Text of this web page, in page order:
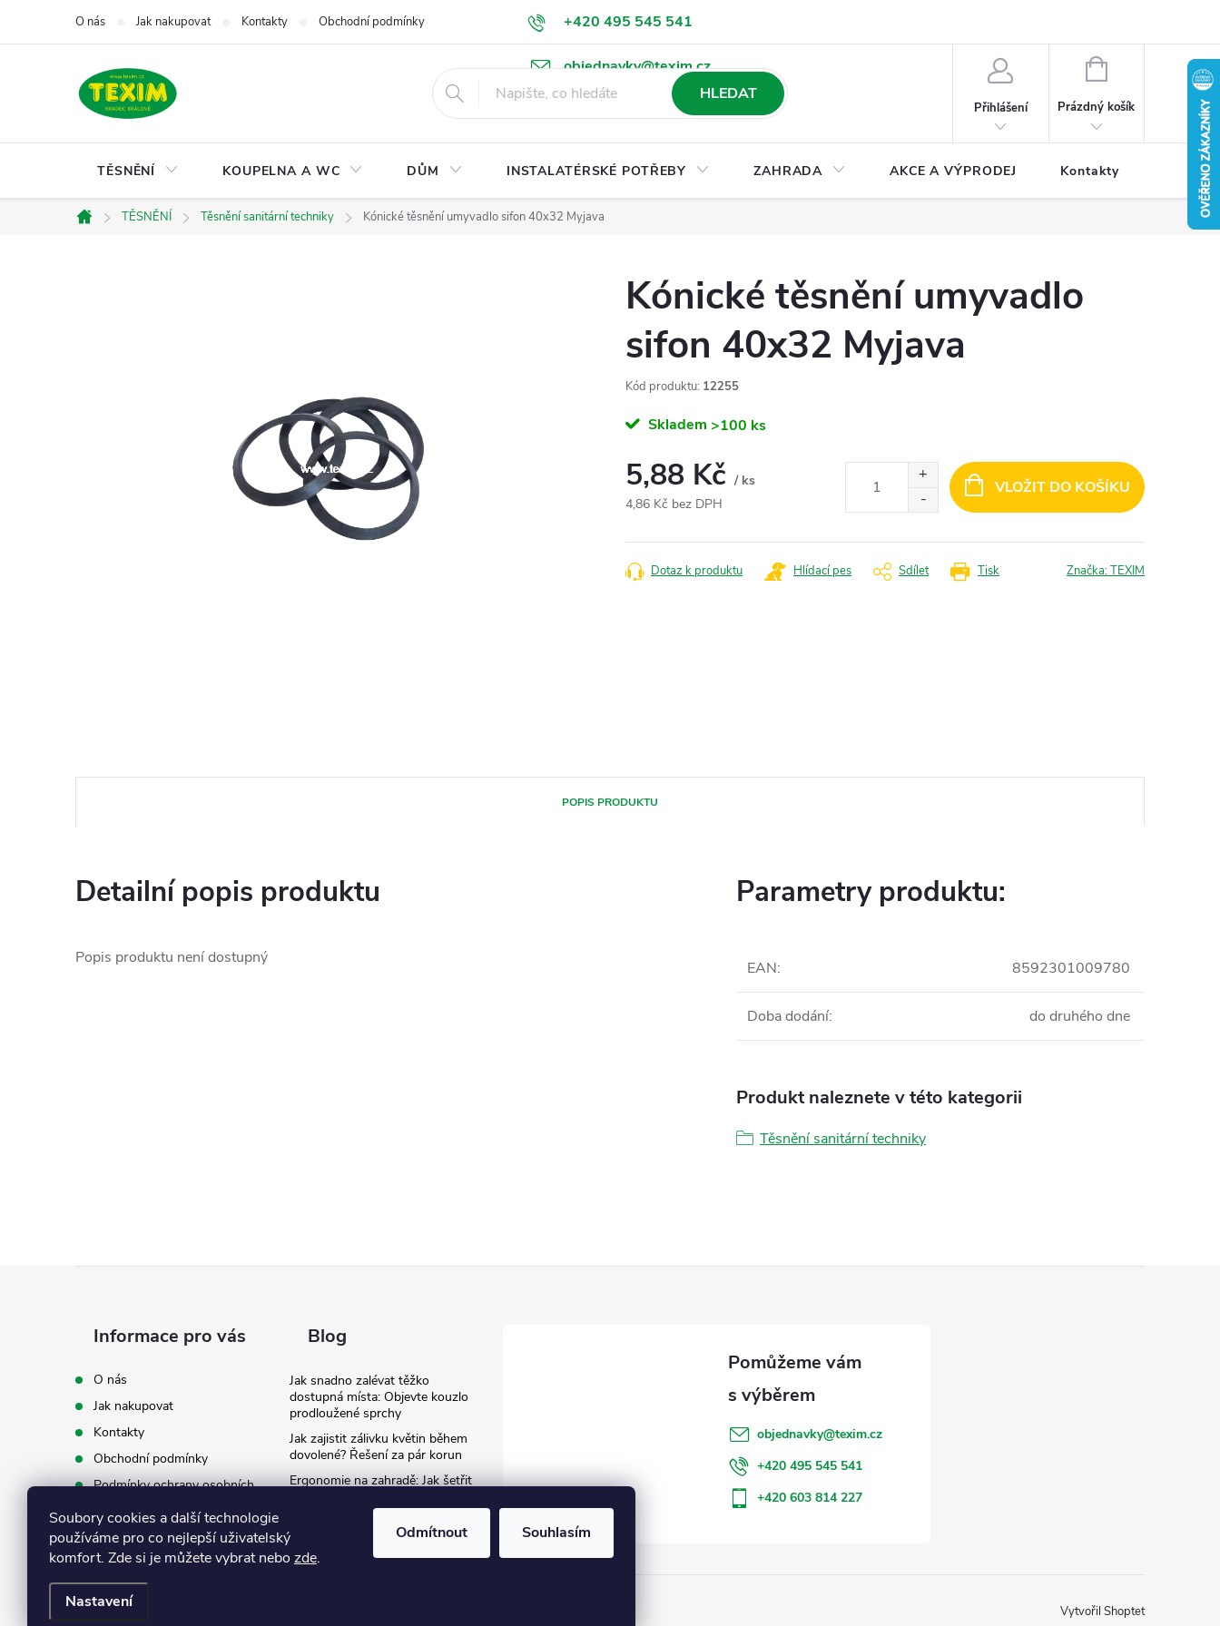
Soubory cookies a další technologie
používáme pro co nejlepší uživatelský
komfort. Zde si je můžete vybrat nebo zde.
Nastavení
Odmítnout Souhlasím
+420 495 545 541
objednavky@texim.cz
O nás Jak nakupovat Kontakty Obchodní podmínky Podmínky ochrany osobních údajů Ke stažení
HLEDAT
Přihlášení
NÁKUPNÍ
Prázdný košík
TĚSNĚNÍ KOUPELNA A WC DŮM INSTALATÉRSKÉ POTŘEBY ZAHRADA AKCE A VÝPRODEJ Kontakty
Domů
TĚSNĚNÍ Těsnění sanitární techniky Kónické těsnění umyvadlo sifon 40x32 Myjava
Kónické těsnění umyvadlo
sifon 40x32 Myjava
Kód produktu: 12255
Skladem >100 ks
5,88 Kč / ks
4,86 Kč bez DPH
cena:
VLOŽIT DO KOŠÍKU
Tisk
Dotaz k produktu Hlídací pes Sdílet Značka:TEXIM
POPIS PRODUKTU
Detailní popis produktu
Popis produktu není dostupný
Parametry produktu:
EAN: 8592301009780
Doba dodání: do druhého dne
Produkt naleznete v této kategorii
Těsnění sanitární techniky
Informace pro vás
O nás
Jak nakupovat
Kontakty
Obchodní podmínky
Podmínky ochrany osobních
Ke stažení
Blog
Jak snadno zalévat těžko
dostupná místa: Objevte kouzlo
prodloužené sprchy
Jak zajistit zálivku květin během
dovolené? Řešení za pár korun
Ergonomie na zahradě: Jak šetřit
objednavky@texim.cz
+420 495 545 541
+420 603 814 227
Vytvořil Shoptet
Copyright 2026